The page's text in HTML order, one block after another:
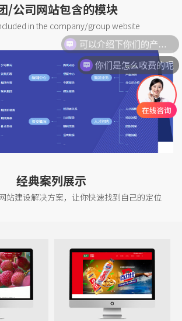
/公司网站包含的模块
in the company/group website
经典案列展示
站建设解决方案，让你快速找到自己的定位
可以介绍下你们的产品么
你们是怎么收费的呢